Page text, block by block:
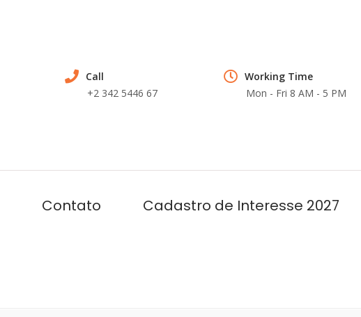
Call
+2 342 5446 67
Working Time
Mon - Fri 8 AM - 5 PM
Contato Cadastro de Interesse 2027